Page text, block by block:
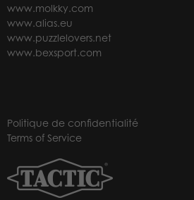
www.molkky.com
www.alias.eu
www.puzzlelovers.net
www.bexsport.com
Politique de confidentialité
Terms of Service